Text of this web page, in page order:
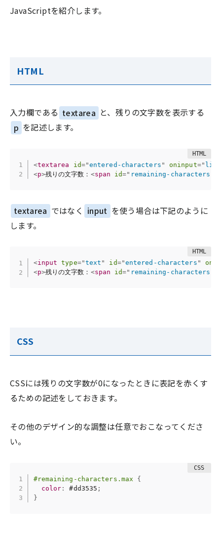
JavaScriptを紹介します。
HTML
入力欄である textarea と、残りの文字数を表示する
p を記述します。
<textarea id="entered-characters " oninput="
<p>残りの文字数： <span id=" remaining-characters
textarea ではなく input を使う場合は下記のように
します。
<input type="text " id="entered-characters "
<p>残りの文字数： <span id=" remaining-characters
CSS
CSSには残りの文字数が0になったときに表記を赤くす
るための記述をしておきます。
その他のデザイン的な調整は任意でおこなってくださ
い。
#remaining-characters.max
{
color : #dd3535 ;
}